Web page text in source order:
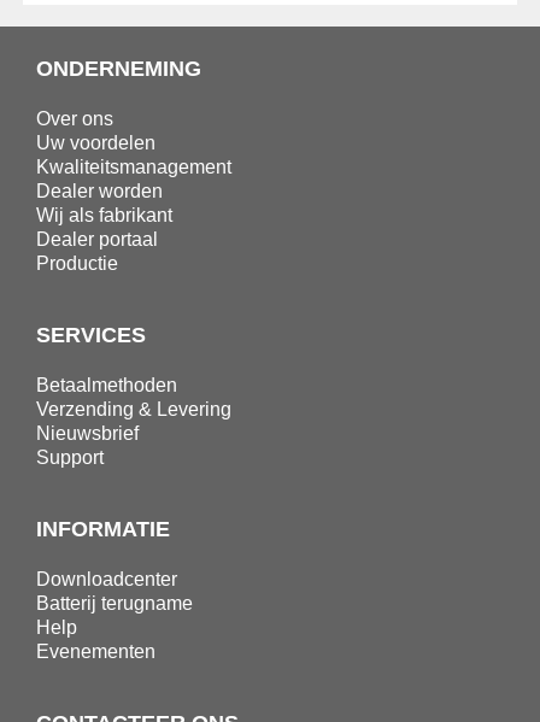
ONDERNEMING
Over ons
Uw voordelen
Kwaliteitsmanagement
Dealer worden
Wij als fabrikant
Dealer portaal
Productie
SERVICES
Betaalmethoden
Verzending & Levering
Nieuwsbrief
Support
INFORMATIE
Downloadcenter
Batterij terugname
Help
Evenementen